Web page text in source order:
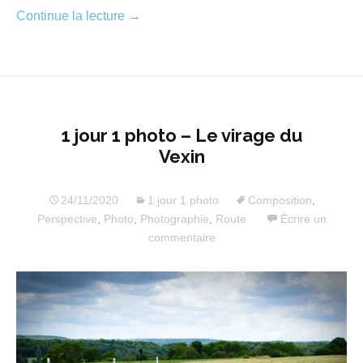
Continue la lecture →
1 jour 1 photo – Le virage du
Vexin
24/11/2020 1 jour 1 photo Composition
Perspective
Photo Photographie Route
Écrire un
commentaire